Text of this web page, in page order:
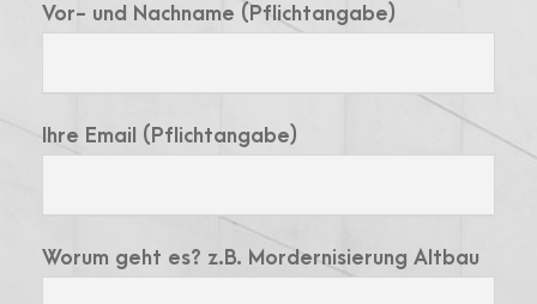
Vor- und Nachname (Pflichtangabe)
Ihre Email (Pflichtangabe)
Worum geht es? z.B. Mordernisierung Altbau